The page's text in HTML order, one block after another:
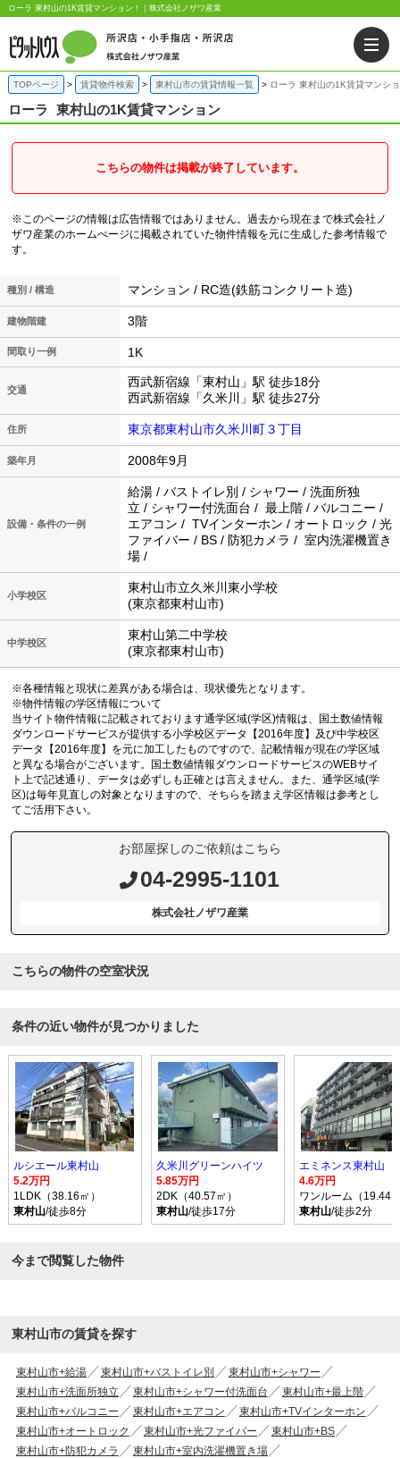
ローラ 東村山の1K賃貸マンション！｜株式会社ノザワ産業
TOPページ 賃貸物件検索 東村山市の賃貸情報一覧 ローラ 東村山の1K賃貸マンシ
ローラ 東村山の1K賃貸マンション
こちらの物件は掲載が終了しています。
※このページの情報は広告情報ではありません。過去から現在まで株式会社ノ
ザワ産業のホームぺージに掲載されていた物件情報を元に生成した参考情報で
す。
種別 / 構造 マンション / RC造(鉄筋コンクリート造)
建物階建 3階
間取り一例 1K
交通
西武新宿線「東村山」駅 徒歩18分
西武新宿線「久米川」駅 徒歩27分
住所 東京都東村山市久米川町３丁目
築年月 2008年9月
設備・条件の一例
給湯 / バストイレ別 / シャワー / 洗面所独
立 / シャワー付洗面台 / 最上階 / バルコニー /
エアコン / TVインターホン / オートロック / 光
ファイバー / BS / 防犯カメラ / 室内洗濯機置き
場 /
小学校区
東村山市立久米川東小学校
(東京都東村山市)
中学校区
東村山第二中学校
(東京都東村山市)
※各種情報と現状に差異がある場合は、現状優先となります。
※物件情報の学区情報について
当サイト物件情報に記載されております通学区域(学区)情報は、国土数値情報
ダウンロードサービスが提供する小学校区データ【2016年度】及び中学校区
データ【2016年度】を元に加工したものですので、記載情報が現在の学区域
と異なる場合がございます。国土数値情報ダウンロードサービスのWEBサイ
ト上で記述通り、データは必ずしも正確とは言えません。また、通学区域(学
区)は毎年見直しの対象となりますので、そちらを踏まえ学区情報は参考とし
てご活用下さい。
お部屋探しのご依頼はこちら
04-2995-1101
株式会社ノザワ産業
こちらの物件の空室状況
条件の近い物件が見つかりました
ルシエール東村山
5.2万円
1LDK（38.16㎡）
東村山/徒歩8分
久米川グリーンハイツ
5.85万円
2DK（40.57㎡）
東村山/徒歩17分
エミネンス東村山
4.6万円
ワンルーム（19.44
東村山/徒歩2分
今まで閲覧した物件
東村山市の賃貸を探す
東村山市+給湯 東村山市+バストイレ別
東村山市+シャワー
東村山市+洗面所独立
東村山市+シャワー付洗面台
東村山市+最上階
東村山市+バルコニー
東村山市+エアコン
東村山市+TVインターホン
東村山市+オートロック
東村山市+光ファイバー
東村山市+BS
東村山市+防犯カメラ
東村山市+室内洗濯機置き場